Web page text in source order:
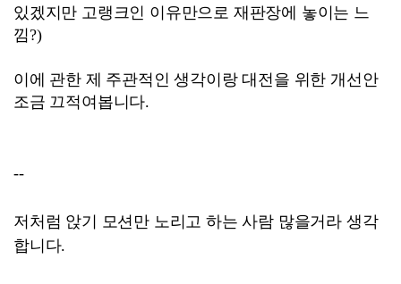
있겠지만 고랭크인 이유만으로 재판장에 놓이는 느
낌?)
이에 관한 제 주관적인 생각이랑 대전을 위한 개선안
조금 끄적여봅니다.
--
저처럼 앉기 모션만 노리고 하는 사람 많을거라 생각
합니다.